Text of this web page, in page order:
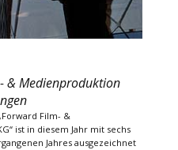
& Medienproduktion
Film- &
ist in diesem Jahr mit sechs
Jahres ausgezeichnet